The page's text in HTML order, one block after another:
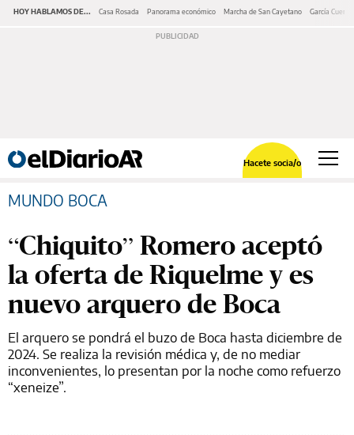
HOY HABLAMOS DE... Casa Rosada Panorama económico Marcha de San Cayetano García Cuerva
Hacete socia/o
MUNDO BOCA
“Chiquito” Romero aceptó
la oferta de Riquelme y es
nuevo arquero de Boca
El arquero se pondrá el buzo de Boca hasta diciembre de
2024. Se realiza la revisión médica y, de no mediar
inconvenientes, lo presentan por la noche como refuerzo
“xeneize”.